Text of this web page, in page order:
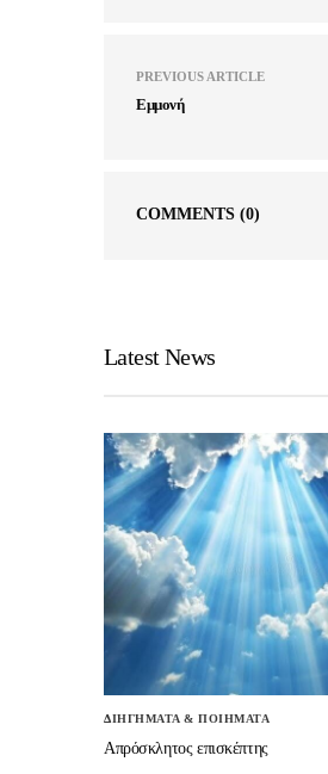
PREVIOUS ARTICLE
Εμμονή
COMMENTS (0)
Latest News
ΔΙΗΓΗΜΑΤΑ & ΠΟΙΗΜΑΤΑ
Απρόσκλητος επισκέπτης